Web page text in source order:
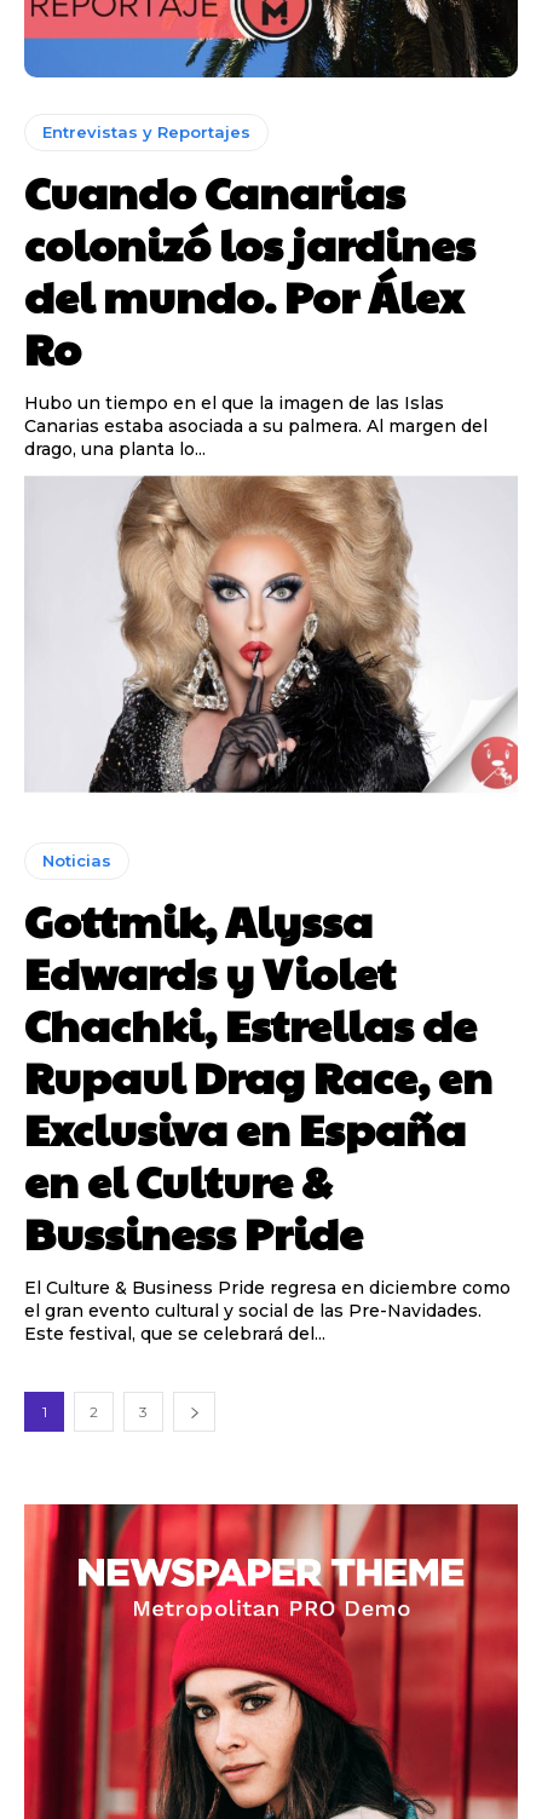
Entrevistas y Reportajes
Cuando Canarias
colonizó los jardines
del mundo. Por Álex
Ro
Hubo un tiempo en el que la imagen de las Islas
Canarias estaba asociada a su palmera. Al margen del
drago, una planta lo...
Noticias
Gottmik, Alyssa
Edwards y Violet
Chachki, Estrellas de
Rupaul Drag Race, en
Exclusiva en España
en el Culture &
Bussiness Pride
El Culture & Business Pride regresa en diciembre como
el gran evento cultural y social de las Pre-Navidades.
Este festival, que se celebrará del...
1 2 3